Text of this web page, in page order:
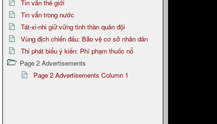
Tin vắn thế giới
Tin vắn trong nước
Tát-xi-nhi giữ vững tinh thần quân đội
Vùng địch chiến đấu: Bảo vệ cơ sở nhân dân
Thi phát biểu ý kiến: Phí phạm thuốc nổ
Page 2 Advertisements
Page 2 Advertisements Column 1